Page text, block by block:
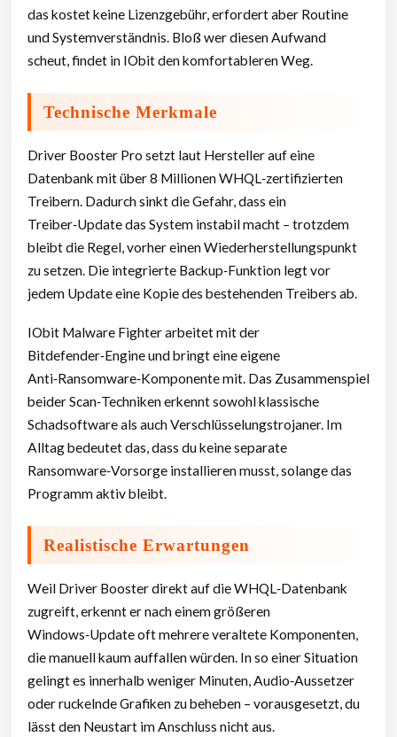
das kostet keine Lizenzgebühr, erfordert aber Routine
und Systemverständnis. Bloß wer diesen Aufwand
scheut, findet in IObit den komfortableren Weg.
Technische Merkmale
Driver Booster Pro setzt laut Hersteller auf eine
Datenbank mit über 8 Millionen WHQL‑zertifizierten
Treibern. Dadurch sinkt die Gefahr, dass ein
Treiber‑Update das System instabil macht – trotzdem
bleibt die Regel, vorher einen Wiederherstellungspunkt
zu setzen. Die integrierte Backup‑Funktion legt vor
jedem Update eine Kopie des bestehenden Treibers ab.
IObit Malware Fighter arbeitet mit der
Bitdefender‑Engine und bringt eine eigene
Anti‑Ransomware‑Komponente mit. Das Zusammenspiel
beider Scan‑Techniken erkennt sowohl klassische
Schadsoftware als auch Verschlüsselungstrojaner. Im
Alltag bedeutet das, dass du keine separate
Ransomware‑Vorsorge installieren musst, solange das
Programm aktiv bleibt.
Realistische Erwartungen
Weil Driver Booster direkt auf die WHQL‑Datenbank
zugreift, erkennt er nach einem größeren
Windows‑Update oft mehrere veraltete Komponenten,
die manuell kaum auffallen würden. In so einer Situation
gelingt es innerhalb weniger Minuten, Audio‑Aussetzer
oder ruckelnde Grafiken zu beheben – vorausgesetzt, du
lässt den Neustart im Anschluss nicht aus.